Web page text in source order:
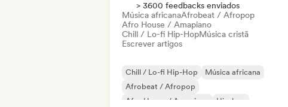
> 3600 feedbacks enviados
Música africanaAfrobeat / Afropop
Afro House / Amapiano
Chill / Lo-fi Hip-HopMúsica cristã
Escrever artigos
Chill / Lo-fi Hip-Hop
Música africana
Afrobeat / Afropop
Afro House / Amapiano
Hip-hop